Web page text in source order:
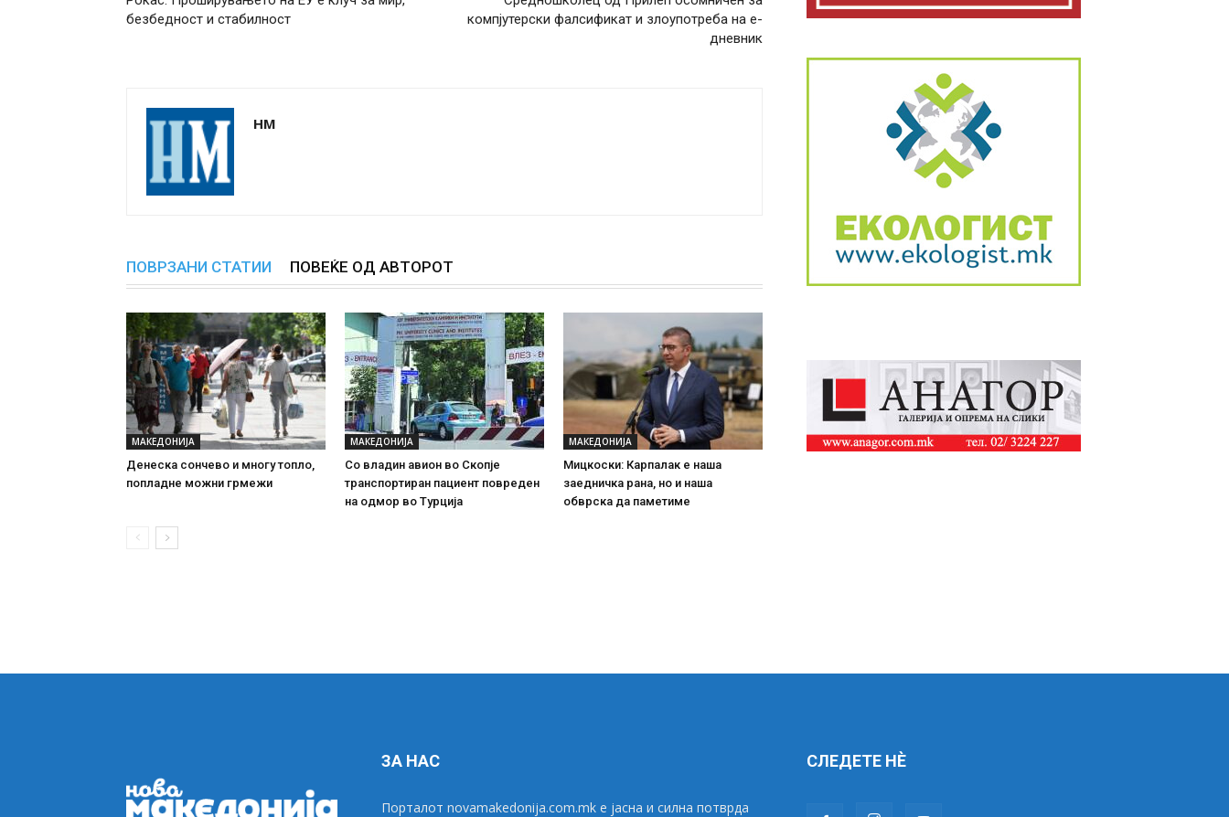
безбедност и стабилност
компјутерски фалсификат и злоупотреба на е-
дневник
НМ
ПОВРЗАНИ СТАТИИ ПОВЕЌЕ ОД АВТОРОТ
МАКЕДОНИЈА
Денеска сончево и многу топло,
попладне можни грмежи
МАКЕДОНИЈА
Со владин авион во Скопје
транспортиран пациент повреден
на одмор во Турција
МАКЕДОНИЈА
Мицкоски: Карпалак е наша
заедничка рана, но и наша
обврска да паметиме
ЗА НАС
Порталот novamakedonija.com.mk е јасна и силна потврда
СЛЕДЕТЕ НÈ